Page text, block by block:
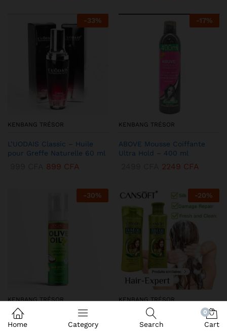
-33%
KENBANG TRÉSOR
L’UODAIS Classic – Huile
pour Greffe Naturelle 60 ml
899 CFA
-17%
KENBANG TRÉSOR
ABOVE Mousse Coiffante
Ultra Hold – 400 ml
2249 CFA
-30%
KENBANG TRÉSOR
DEQROY Olive Oil Mousse
Coiffante – Hold & Shine
-20%
KENBANG TRÉSOR
Duo CANSoft Shampooing &
Après-shampooing à l’Huile
Home Category Search
0
Cart